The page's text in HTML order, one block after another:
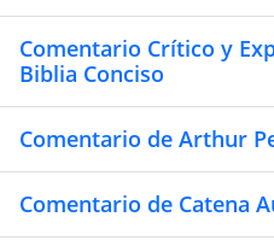
Comentario Crítico y
Biblia Conciso
Comentario de Arthur
Comentario de Catena